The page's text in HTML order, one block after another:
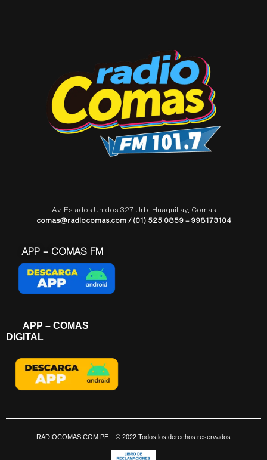
Av. Estados Unidos 327 Urb. Huaquillay, Comas
comas@radiocomas.com / (01) 525 0859 – 998173104
APP – COMAS FM
APP – COMAS
DIGITAL
RADIOCOMAS.COM.PE – © 2022 Todos los derechos reservados